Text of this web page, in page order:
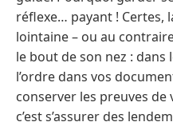
réflexe… payant ! Certes,
lointaine – ou au
le bout de son nez : dans
l’ordre dans vos
conserver les preuves
c’est s’assurer des